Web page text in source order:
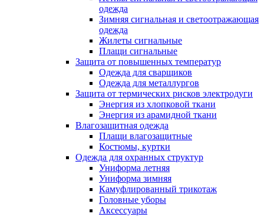
одежда
Зимняя сигнальная и светоотражающая
одежда
Жилеты сигнальные
Плащи сигнальные
Защита от повышенных температур
Одежда для сварщиков
Одежда для металлургов
Защита от термических рисков электродуги
Энергия из хлопковой ткани
Энергия из арамидной ткани
Влагозащитная одежда
Плащи влагозащитные
Костюмы, куртки
Одежда для охранных структур
Униформа летняя
Униформа зимняя
Камуфлированный трикотаж
Головные уборы
Аксессуары